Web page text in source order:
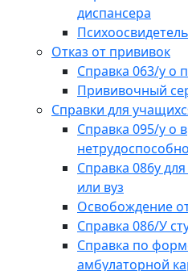
диспансера
Отказ от прививок
Справка 063/у о
Прививочный
Справки для
Справка 095/у о
Справка 086у
или вуз
Освобождение
Справка 086/У
Справка по
амбулаторной